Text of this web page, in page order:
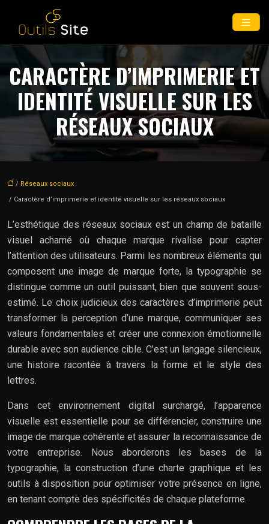
CARACTÈRE D’IMPRIMERIE ET
IDENTITÉ VISUELLE SUR LES
RÉSEAUX SOCIAUX
/ Réseaux sociaux
/ Caractère d’imprimerie et identité visuelle sur les réseaux sociaux
L’esthétique des réseaux sociaux est un champ de bataille
visuel acharné où chaque marque rivalise pour capter
l’attention des utilisateurs. Parmi les nombreux éléments qui
composent une image de marque forte, la typographie se
distingue comme un outil puissant, bien que souvent sous-
estimé. Le choix judicieux des caractères d’imprimerie peut
transformer la perception d’une marque, communiquer ses
valeurs fondamentales et créer une connexion émotionnelle
durable avec son audience cible. C’est un langage silencieux,
une histoire racontée à travers la forme et le style des
lettres.
Dans cet environnement digital surchargé, l’apparence
visuelle est essentielle pour se différencier, construire une
image de marque cohérente et assurer la reconnaissance de
votre entreprise. Nous aborderons les bases de la
typographie, la construction d’une charte graphique et les
outils à disposition pour optimiser votre présence en ligne,
en tenant compte des spécificités de chaque plateforme.